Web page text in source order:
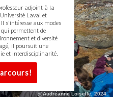
adjoint à la
Laval et
s'intéresse aux modes
qui permettent de
et diversité
il poursuit une
et interdisciplinarité.
@Audréanne Loiselle, 2024.